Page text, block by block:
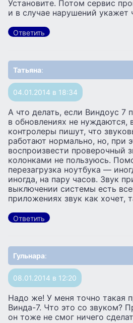
Установите. Потом сервис
и в случае нарушений укажет
Ответить
Татьяна:
04.01.2014 в 18:34
А что делать, если Виндоус 7
в обновлениях не нуждаются,
контролеры пишут, что
работают нормально, но, при
воспроизвести проверочный
колонками не пользуюсь.
перезагрузка ноутбука —
иногда, на пару часов. Звук
выключении системы есть
приложениях звук как хочет,
Ответить
Гульнара:
08.01.2014 в 12:20
Надо же! У меня точно такая
Винда-7. Что это со звуком?
он тоже не смог ничего